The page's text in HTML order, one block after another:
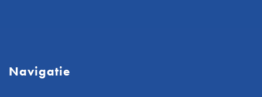
Navigatie